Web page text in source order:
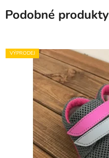
Podobné produkty
VÝPRODEJ